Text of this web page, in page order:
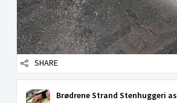
SHARE
Brødrene Strand Stenhuggeri as